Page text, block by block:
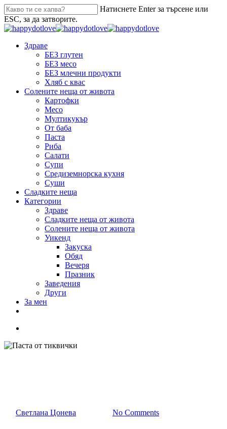
Натиснете Enter за търсене или
ESC, за да затворите.
Здраве
БЕЗ глутен
БЕЗ месо
БЕЗ млечни продукти
Хляб с квас
Солените неща от живота
Картофки
Месо
Мултикукър
От баба
Паста
Риба
Салати
Супи
Средиземнорска кухня
Суши
Сладките неща
Категории
Здраве
Сладките неща от живота
Солените неща от живота
Уикенд
Закуска
Обяд
Вечеря
Празник
Заведения
Други
За мен
Светлана Цонева No Comments